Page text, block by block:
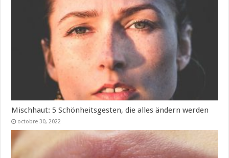
Mischhaut: 5 Schönheitsgesten, die alles ändern werden
octobre 30, 2022